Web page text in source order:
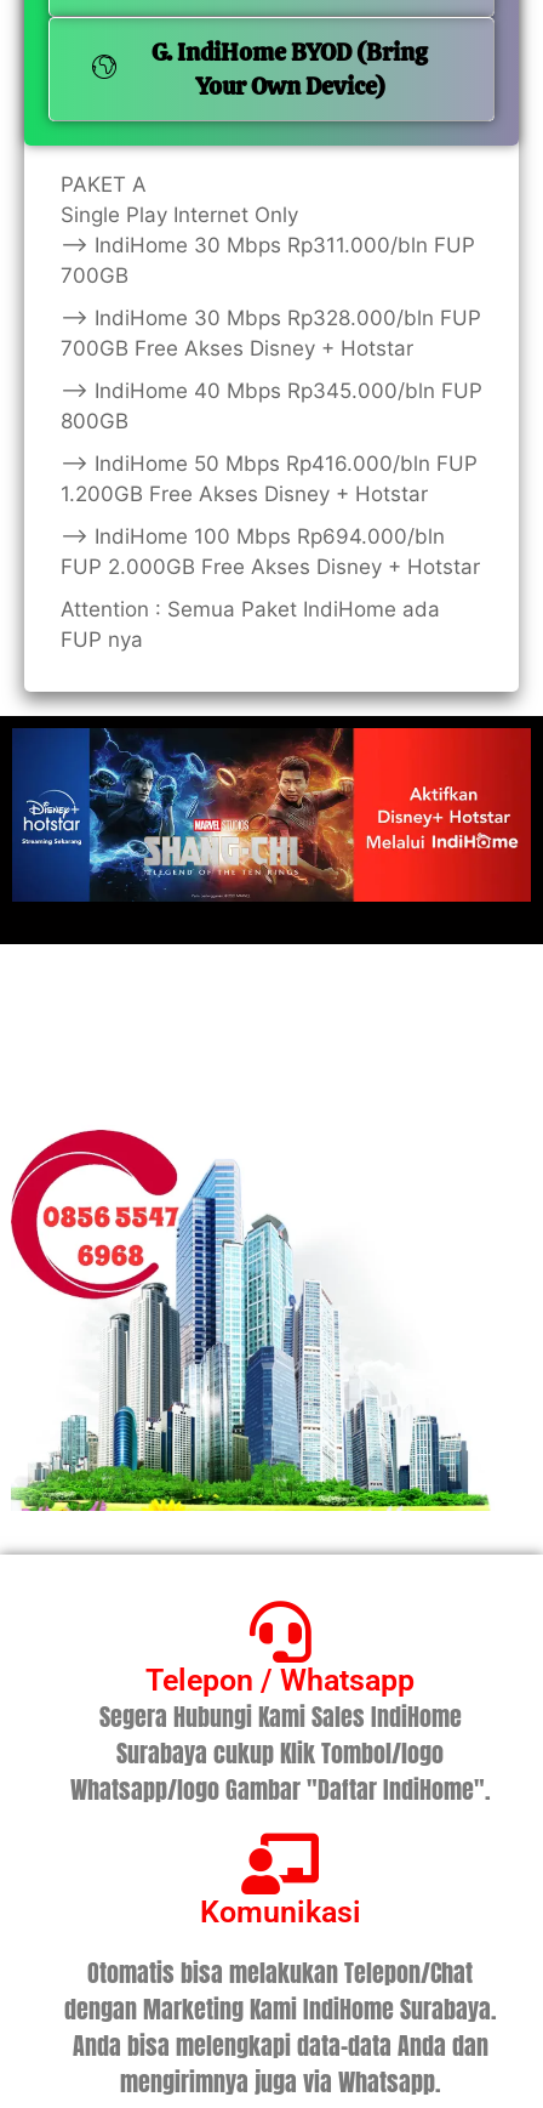
G. IndiHome BYOD (Bring
Your Own Device)
PAKET A
Single Play Internet Only
——> IndiHome 30 Mbps Rp311.000/bln FUP
700GB
——> IndiHome 30 Mbps Rp328.000/bln FUP
700GB Free Akses Disney + Hotstar
——> IndiHome 40 Mbps Rp345.000/bln FUP
800GB
——> IndiHome 50 Mbps Rp416.000/bln FUP
1.200GB Free Akses Disney + Hotstar
——> IndiHome 100 Mbps Rp694.000/bln
FUP 2.000GB Free Akses Disney + Hotstar
Attention : Semua Paket IndiHome ada
FUP nya
Telepon / Whatsapp
Segera Hubungi Kami Sales IndiHome
Surabaya cukup Klik Tombol/logo
Whatsapp/logo Gambar "Daftar IndiHome".
Komunikasi
Otomatis bisa melakukan Telepon/Chat
dengan Marketing Kami IndiHome Surabaya.
Anda bisa melengkapi data-data Anda dan
mengirimnya juga via Whatsapp.